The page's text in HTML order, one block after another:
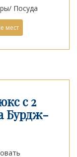
Посуда
мест
с 2
Бурдж-